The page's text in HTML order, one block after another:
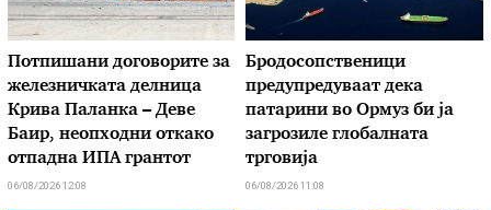
Потпишани договорите за
железничката делница
Крива Паланка – Деве
Баир, неопходни откако
отпадна ИПА грантот
06/08/2026 12:08
Бродосопственици
предупредуваат дека
патарини во Ормуз би ја
загрозиле глобалната
трговија
06/08/2026 11:08